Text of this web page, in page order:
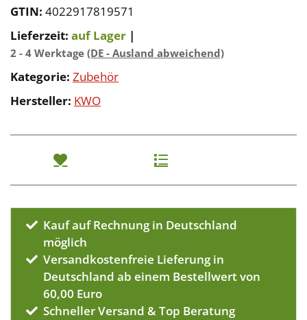
GTIN: 4022917819571
Lieferzeit: auf Lager |
2 - 4 Werktage (DE - Ausland abweichend)
Kategorie: Zubehör
Hersteller: KWO
Kauf auf Rechnung in Deutschland
möglich
Versandkostenfreie Lieferung in
Deutschland ab einem Bestellwert von
60,00 Euro
Schneller Versand & Top Beratung